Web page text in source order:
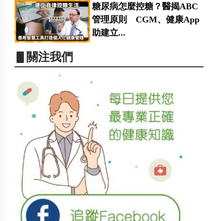
糖尿病怎麼控糖？醫揭ABC
管理原則 CGM、健康App
助建立...
▋關注我們